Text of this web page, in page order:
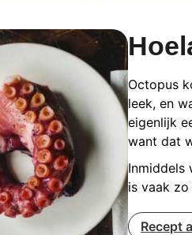
Octopus
leek, en
eigenlijk
want dat
Inmiddels
is vaak
Recept